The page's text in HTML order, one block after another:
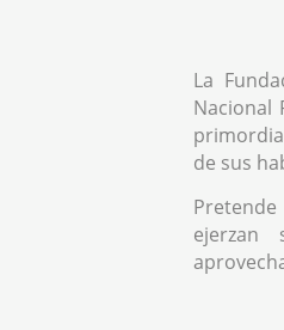
La
Nacional
de sus